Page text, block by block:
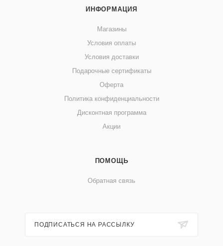
ИНФОРМАЦИЯ
Магазины
Условия оплаты
Условия доставки
Подарочные сертификаты
Оферта
Политика конфиденциальности
Дисконтная программа
Акции
ПОМОЩЬ
Обратная связь
ПОДПИСАТЬСЯ НА РАССЫЛКУ